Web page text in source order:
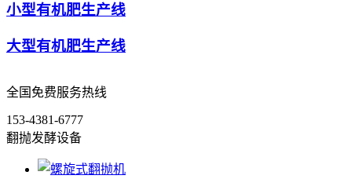
小型有机肥生产线
大型有机肥生产线
全国免费服务热线
153-4381-6777
翻抛发酵设备